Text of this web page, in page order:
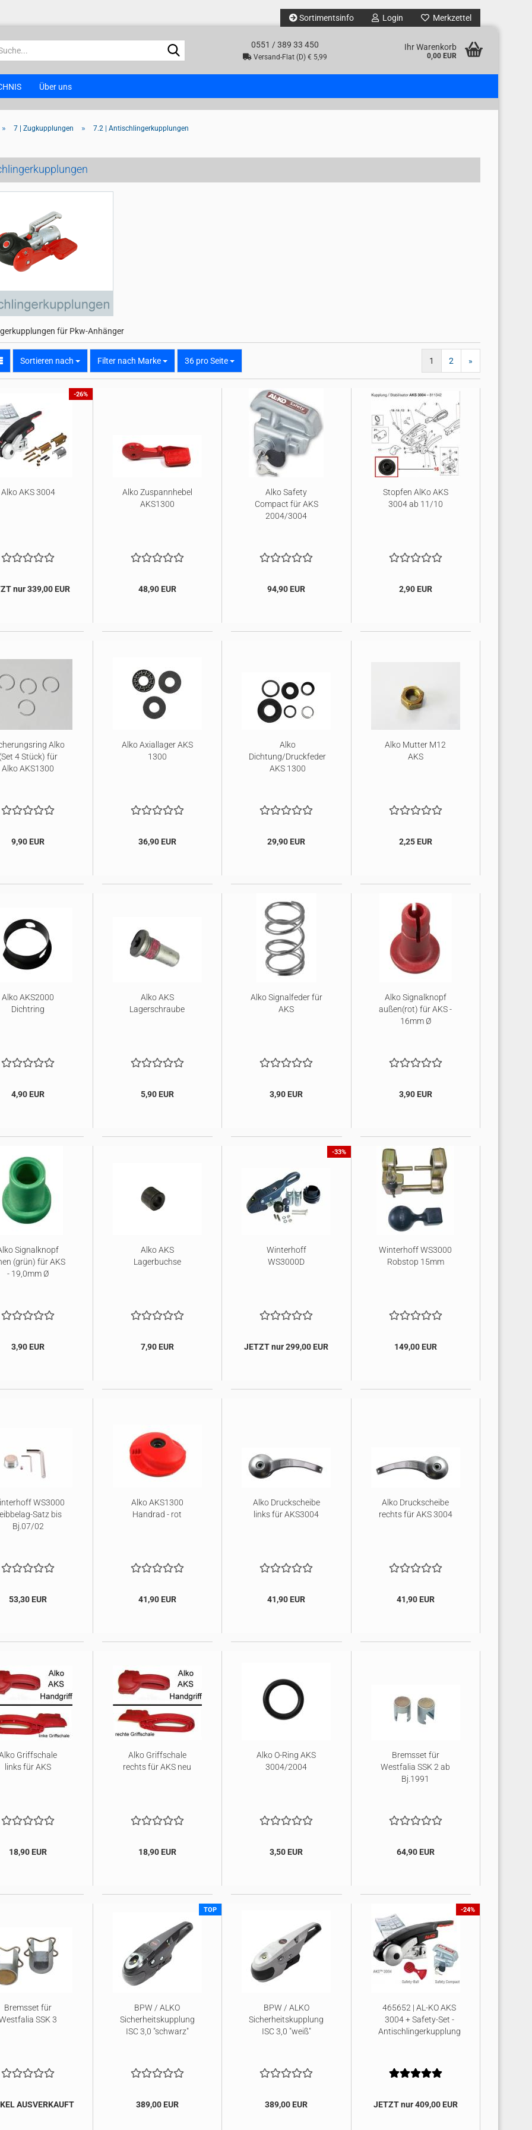
Sortimentsinfo Login Merkzettel
0551 / 389 33 450
Versand-Flat (D) € 5,99
Ihr Warenkorb
0,00 EUR
Über uns
» 7 | Zugkupplungen » 7.2 | Antischlingerkupplungen
für Pkw-Anhänger
Sortieren nach
Sortieren nach Filter nach Marke 36 pro Seite
pro Seite 1 2 »
-26%
Alko AKS 3004
nur 339,00 EUR
Alko Zuspannhebel
AKS1300
48,90 EUR
Alko Safety
Compact für AKS
2004/3004
94,90 EUR
Stopfen AlKo AKS
3004 ab 11/10
2,90 EUR
Alko
4 Stück) für
Alko AKS1300
9,90 EUR
Alko Axiallager AKS
1300
36,90 EUR
Alko
Dichtung/Druckfeder
AKS 1300
29,90 EUR
Alko Mutter M12
AKS
2,25 EUR
Alko AKS2000
Dichtring
4,90 EUR
Alko AKS
Lagerschraube
5,90 EUR
Alko Signalfeder für
AKS
3,90 EUR
Alko Signalknopf
außen(rot) für AKS -
16mm Ø
3,90 EUR
Signalknopf
(grün) für AKS
- 19,0mm Ø
3,90 EUR
Alko AKS
Lagerbuchse
7,90 EUR
-33%
Winterhoff
WS3000D
JETZT nur 299,00 EUR
Winterhoff WS3000
Robstop 15mm
149,00 EUR
WS3000
Satz bis
Bj.07/02
53,30 EUR
Alko AKS1300
Handrad - rot
41,90 EUR
Alko Druckscheibe
links für AKS3004
41,90 EUR
Alko Druckscheibe
rechts für AKS 3004
41,90 EUR
Griffschale
links für AKS
18,90 EUR
Alko Griffschale
rechts für AKS neu
18,90 EUR
Alko O-Ring AKS
3004/2004
3,50 EUR
Bremsset für
Westfalia SSK 2 ab
Bj.1991
64,90 EUR
Bremsset für
SSK 3
AUSVERKAUFT
TOP
BPW / ALKO
Sicherheitskupplung
ISC 3,0 "schwarz"
389,00 EUR
BPW / ALKO
Sicherheitskupplung
ISC 3,0 "weiß"
389,00 EUR
-24%
465652 | AL-KO AKS
3004 + Safety-Set -
Antischlingerkupplung
JETZT nur 409,00 EUR